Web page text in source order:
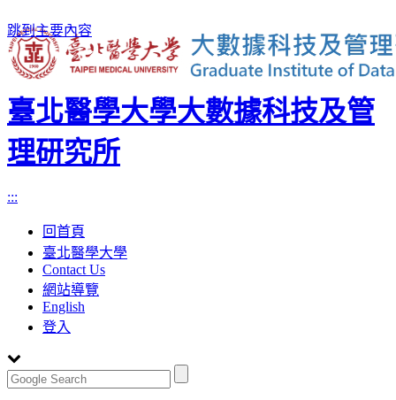
跳到主要內容
臺北醫學大學大數據科技及管
理研究所
:::
回首頁
臺北醫學大學
Contact Us
網站導覽
English
登入